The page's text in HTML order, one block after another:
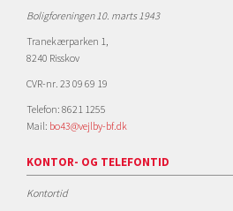
Boligforeningen 10. marts 1943
Tranekærparken 1,
8240 Risskov
CVR-nr. 23 09 69 19
Telefon: 8621 1255
Mail: bo43@vejlby-bf.dk
KONTOR- OG TELEFONTID
Kontortid